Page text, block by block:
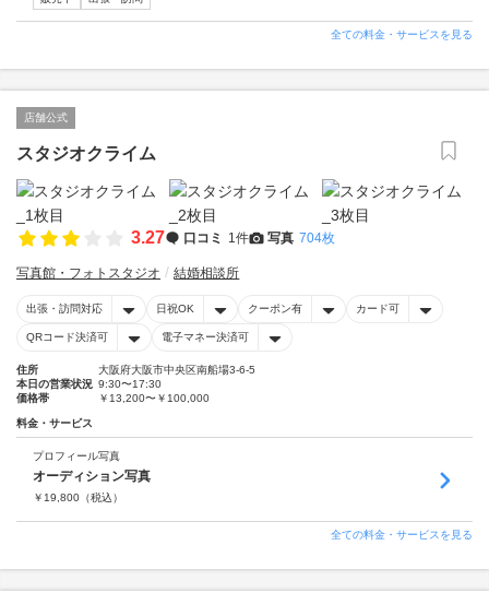
全ての料金・サービスを見る
店舗公式
スタジオクライム
3.27 口コミ 1件 写真 704枚
写真館・フォトスタジオ 結婚相談所
出張・訪問対応 日祝OK クーポン有 カード可
QRコード決済可 電子マネー決済可
住所
大阪府大阪市中央区南船場3-6-5
本日の営業状況 9:30〜17:30
価格帯
￥13,200〜￥100,000
料金・サービス
プロフィール写真
オーディション写真
￥ 19,800 （税込）
全ての料金・サービスを見る